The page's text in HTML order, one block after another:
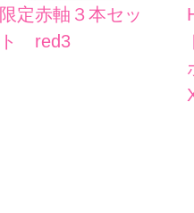
限定赤軸３本セッ
ト red3